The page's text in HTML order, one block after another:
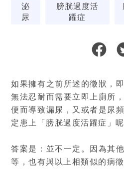
泌
尿
膀胱過度活
躍症
如果擁有之前所述的徵狀，
無法忍耐而需要立即上廁所
便而導致漏尿，又或者是尿
定患上「膀胱過度活躍症」呢
答案是：並不一定。因為其
等，也有與以上相類似的病徵